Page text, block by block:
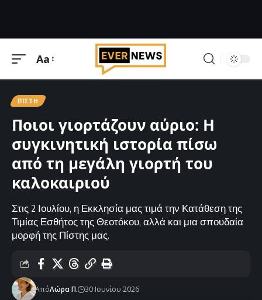
Μεγέθυνση
Aa
ΠΊΣΤΗ
Ποιοι γιορτάζουν αύριο: Η
συγκινητική ιστορία πίσω
από τη μεγάλη γιορτή του
καλοκαιριού
Στις 2 Ιουλίου, η Εκκλησία μας τιμά την Κατάθεση της
Τιμίας Εσθήτος της Θεοτόκου, αλλά και μια σπουδαία
μορφή της Πίστης μας.
ΑπόΛώρα Π. 30 Ιουνίου 2026